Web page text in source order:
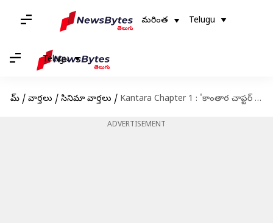
మరింత Telugu
Telugu
హోమ్ / వార్తలు / సినిమా వార్తలు / Kantara Chapter 1 : 'కాంతార చాప్టర్ 1' ఫస్ట్ లుక్ టీజర్ విడుదల
ADVERTISEMENT